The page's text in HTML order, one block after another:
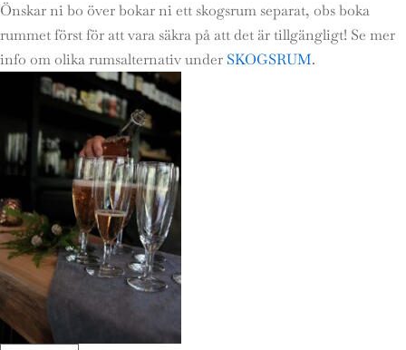
Önskar ni bo över bokar ni ett skogsrum separat, obs boka
rummet först för att vara säkra på att det är tillgängligt! Se mer
info om olika rumsalternativ under SKOGSRUM.